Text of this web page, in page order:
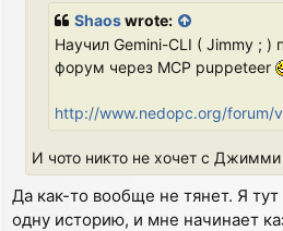
Shaoswrote:
Научил Gemini-CLI ( Jimmy ; )
форум через MCP puppeteer
http://www.nedopc.org/forum/
И чото никто не хочет с
Да как-то вообще не тянет. Я
одну историю, и мне начинает